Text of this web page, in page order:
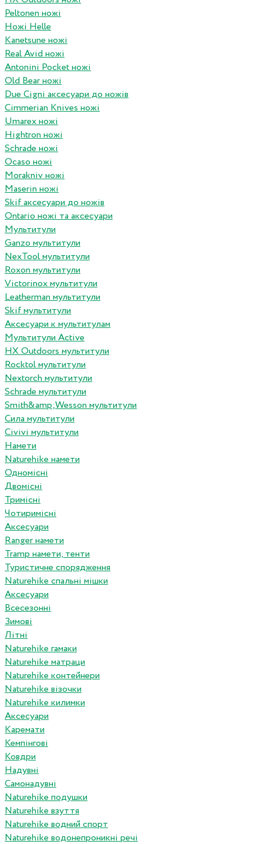
Peltonen ножі
Ножі Helle
Kanetsune ножі
Real Avid ножі
Antonini Pocket ножі
Old Bear ножі
Due Cigni аксесуари до ножів
Cimmerian Knives ножі
Umarex ножі
Hightron ножі
Schrade ножі
Ocaso ножі
Morakniv ножі
Maserin ножі
Skif аксесуари до ножів
Ontario ножі та аксесуари
Мультитули
Ganzo мультитули
NexTool мультитули
Roxon мультитули
Victorinox мультитули
Leatherman мультитули
Skif мультитули
Аксесуари к мультитулам
Мультитули Active
HX Outdoors мультитули
Rocktol мультитули
Nextorch мультитули
Schrade мультитули
Smith&amp;Wesson мультитули
Сила мультитули
Civivi мультитули
Намети
Naturehike намети
Одномісні
Двомісні
Тримісні
Чотиримісні
Аксесуари
Ranger намети
Tramp намети, тенти
Туристичне спорядження
Naturehike спальні мішки
Аксесуари
Всесезонні
Зимові
Літні
Naturehike гамаки
Naturehike матраци
Naturehike контейнери
Naturehike візочки
Naturehike килимки
Аксесуари
Каремати
Кемпінгові
Ковдри
Надувні
Самонадувні
Naturehike подушки
Naturehike взуття
Naturehike водний спорт
Naturehike водонепроникні речі